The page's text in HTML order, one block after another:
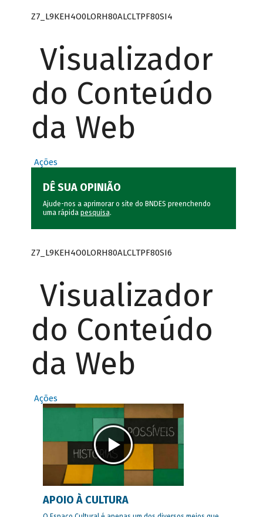
Z7_L9KEH4O0LORH80ALCLTPF80SI4
Visualizador
do Conteúdo
da Web
Ações
DÊ SUA OPINIÃO
Ajude-nos a aprimorar o site do BNDES preenchendo
uma rápida pesquisa.
Z7_L9KEH4O0LORH80ALCLTPF80SI6
Visualizador
do Conteúdo
da Web
Ações
APOIO À CULTURA